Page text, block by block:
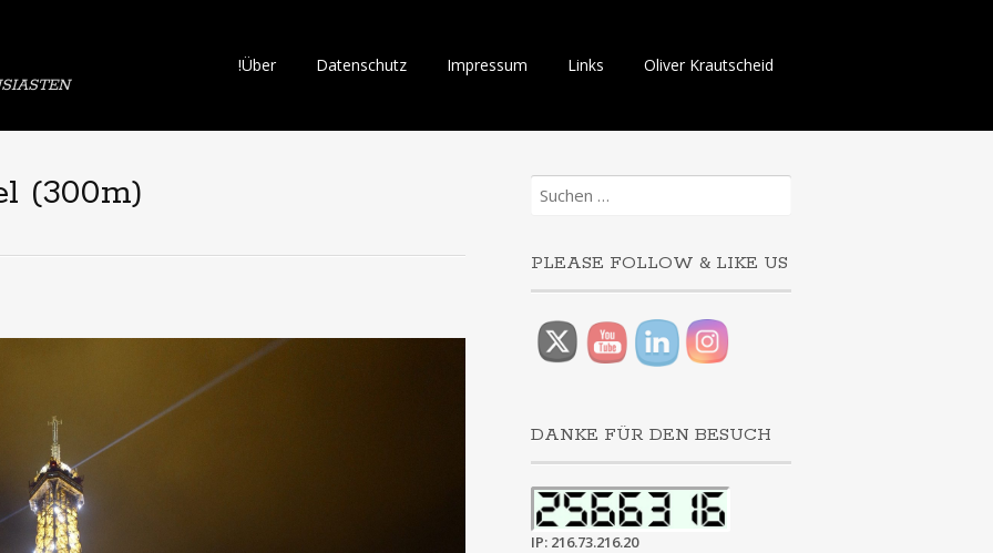
Skip
!Über Datenschutz Impressum Links Oliver Krautscheid
(300m)
Suchen
nach:
PLEASE FOLLOW & LIKE US
DANKE FÜR DEN BESUCH
IP: 216.73.216.20